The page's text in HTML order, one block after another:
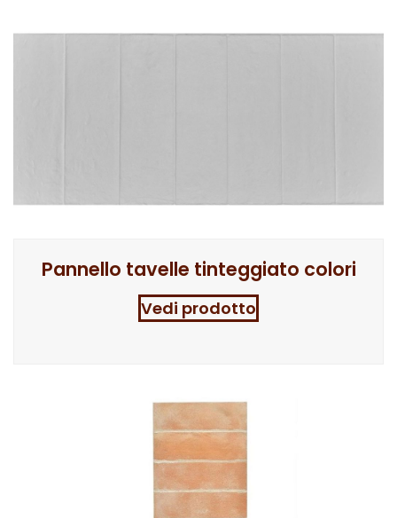
Pannello tavelle tinteggiato colori
Vedi prodotto